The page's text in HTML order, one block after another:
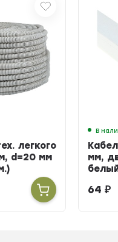
легкого
d=20 мм
В
мм,
64₽